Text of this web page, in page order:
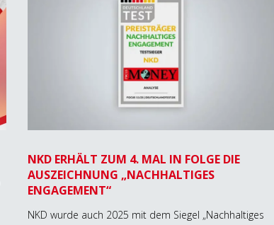
NKD ERHÄLT ZUM 4. MAL IN FOLGE DIE
AUSZEICHNUNG „NACHHALTIGES
ENGAGEMENT“
NKD wurde auch 2025 mit dem Siegel „Nachhaltiges